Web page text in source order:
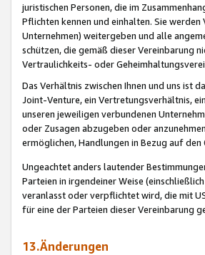
juristischen Personen, die im
Pflichten kennen und einhalten. Sie
Unternehmen) weitergeben und alle
schützen, die gemäß dieser Vereinbarung
Vertraulichkeits- oder
Das Verhältnis zwischen Ihnen und uns ist
Joint-Venture, ein Vertretungsverhältnis,
unseren jeweiligen verbundenen
oder Zusagen abzugeben oder
ermöglichen, Handlungen in Bezug auf
Ungeachtet anders lautender
Parteien in irgendeiner Weise
veranlasst oder verpflichtet wird, die mit
für eine der Parteien dieser Vereinbarung
13.Änderungen